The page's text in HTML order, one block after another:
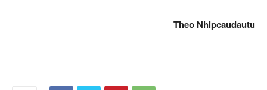
Theo Nhipcaudautu